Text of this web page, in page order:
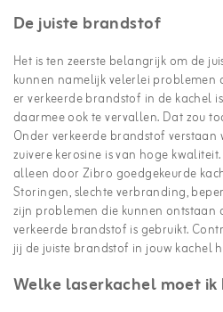
De juiste brandstof
Het is ten zeerste belangrijk om de
kunnen namelijk velerlei
er verkeerde brandstof in de kachel
daarmee ook te vervallen. Dat zou
Onder verkeerde brandstof
zuivere kerosine is van hoge
alleen door Zibro goedgekeurde
Storingen, slechte verbranding,
zijn problemen die kunnen ontstaan
verkeerde brandstof is gebruikt.
jij de juiste brandstof in jouw kachel
Welke laserkachel moet ik